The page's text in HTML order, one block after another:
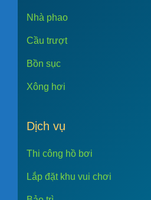
Nhà phao
Cầu trượt
Bồn sục
Xông hơi
Dịch vụ
Thi công hồ bơi
Lắp đặt khu vui chơi